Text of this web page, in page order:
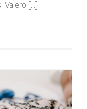
Valero [...]